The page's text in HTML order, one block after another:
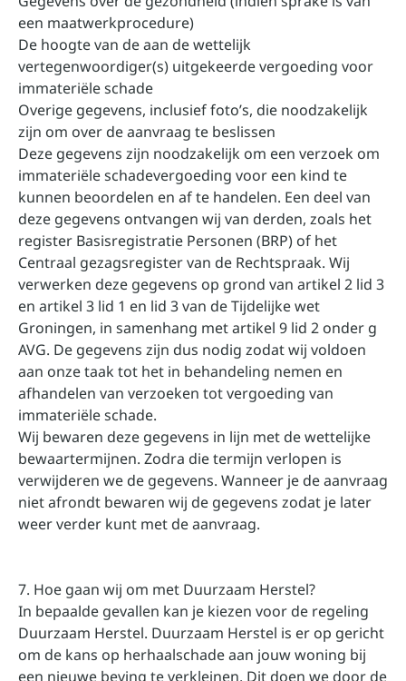
een maatwerkprocedure)
De hoogte van de aan de wettelijk
vertegenwoordiger(s) uitgekeerde vergoeding voor
immateriële schade
Overige gegevens, inclusief foto’s, die noodzakelijk
zijn om over de aanvraag te beslissen
Deze gegevens zijn noodzakelijk om een verzoek om
immateriële schadevergoeding voor een kind te
kunnen beoordelen en af te handelen. Een deel van
deze gegevens ontvangen wij van derden, zoals het
register Basisregistratie Personen (BRP) of het
Centraal gezagsregister van de Rechtspraak. Wij
verwerken deze gegevens op grond van artikel 2 lid 3
en artikel 3 lid 1 en lid 3 van de Tijdelijke wet
Groningen, in samenhang met artikel 9 lid 2 onder g
AVG. De gegevens zijn dus nodig zodat wij voldoen
aan onze taak tot het in behandeling nemen en
afhandelen van verzoeken tot vergoeding van
immateriële schade.
Wij bewaren deze gegevens in lijn met de wettelijke
bewaartermijnen. Zodra die termijn verlopen is
verwijderen we de gegevens. Wanneer je de aanvraag
niet afrondt bewaren wij de gegevens zodat je later
weer verder kunt met de aanvraag.
7. Hoe gaan wij om met Duurzaam Herstel?
In bepaalde gevallen kan je kiezen voor de regeling
Duurzaam Herstel. Duurzaam Herstel is er op gericht
om de kans op herhaalschade aan jouw woning bij
een nieuwe beving te verkleinen. Dit doen we door de